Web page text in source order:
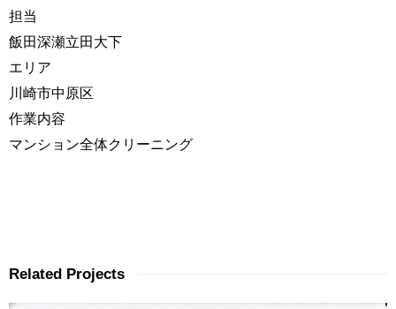
担当
飯田深瀬立田大下
エリア
川崎市中原区
作業内容
マンション全体クリーニング
Related Projects